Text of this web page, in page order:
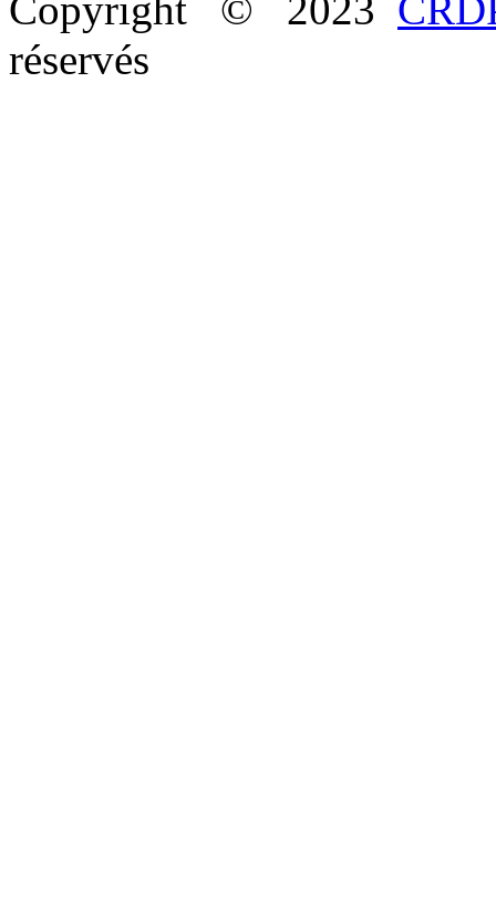
Copyright © 2023
réservés